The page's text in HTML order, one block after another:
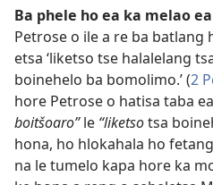
Ba phele ho ea ka melao
Petrose o ile a re ba
etsa ‘liketso tse halalelang
boinehelo ba bomolimo.’ (2
hore Petrose o hatisa taba ea
boitšoaro”le “liketsotsa
hona, ho hlokahala ho
na le tumelo kapa hore ka